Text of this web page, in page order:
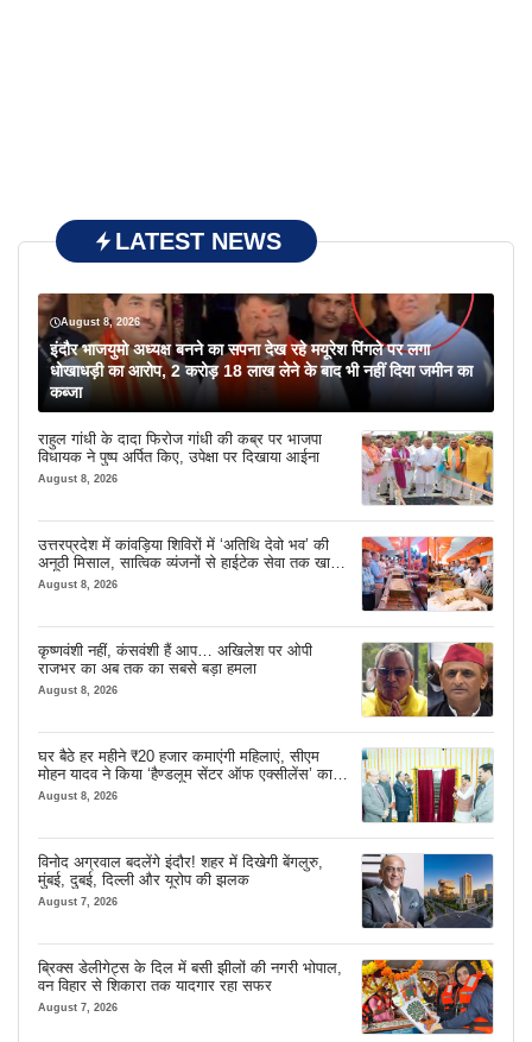
LATEST NEWS
August 8, 2026
इंदौर भाजयुमो अध्यक्ष बनने का सपना देख रहे मयूरेश पिंगले पर लगा
धोखाधड़ी का आरोप, 2 करोड़ 18 लाख लेने के बाद भी नहीं दिया जमीन का
कब्जा
राहुल गांधी के दादा फिरोज गांधी की कब्र पर भाजपा
विधायक ने पुष्प अर्पित किए, उपेक्षा पर दिखाया आईना
August 8, 2026
उत्तरप्रदेश में कांवड़िया शिविरों में ‘अतिथि देवो भव’ की
अनूठी मिसाल, सात्विक व्यंजनों से हाईटेक सेवा तक खास
इंतजाम
August 8, 2026
कृष्णवंशी नहीं, कंसवंशी हैं आप… अखिलेश पर ओपी
राजभर का अब तक का सबसे बड़ा हमला
August 8, 2026
घर बैठे हर महीने ₹20 हजार कमाएंगी महिलाएं, सीएम
मोहन यादव ने किया ‘हैण्डलूम सेंटर ऑफ एक्सीलेंस’ का
शुभारंभ
August 8, 2026
विनोद अग्रवाल बदलेंगे इंदौर! शहर में दिखेगी बेंगलुरु,
मुंबई, दुबई, दिल्ली और यूरोप की झलक
August 7, 2026
ब्रिक्स डेलीगेट्स के दिल में बसी झीलों की नगरी भोपाल,
वन विहार से शिकारा तक यादगार रहा सफर
August 7, 2026